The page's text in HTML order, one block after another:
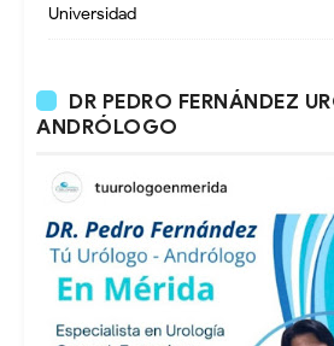
Universidad
DR PEDRO FERNÁNDEZ
ANDRÓLOGO